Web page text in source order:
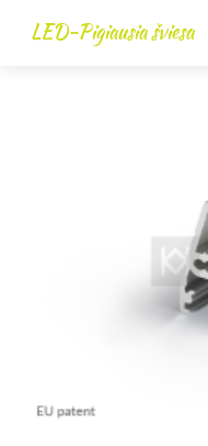
LED-Pigiausia šviesa